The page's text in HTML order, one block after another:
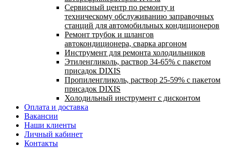
Сервисный центр по ремонту и
техническому обслуживанию заправочных
станций для автомобильных кондиционеров
Ремонт трубок и шлангов
автокондиционера, сварка аргоном
Инструмент для ремонта холодильников
Этиленгликоль, раствор 34-65% с пакетом
присадок DIXIS
Пропиленгликоль, раствор 25-59% с пакетом
присадок DIXIS
Холодильный инструмент с дисконтом
Оплата и доставка
Вакансии
Наши клиенты
Личный кабинет
Контакты